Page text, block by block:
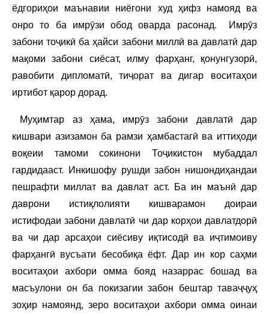
ёдгориҳои маънавии ниёгони худ ҳифз намояд ва
онро то ба имрӯзи обод оварда расонад. Имрӯз
забони тоҷикӣ ба ҳайси забони миллӣ ва давлатӣ дар
мақоми забони сиёсат, илму фарҳанг, қонунгузорӣ,
равобити дипломатӣ, тиҷорат ва дигар воситаҳои
иртибот қарор дорад.
Муҳимтар аз ҳама, имрӯз забони давлатӣ дар
кишвари азизамон ба рамзи ҳамбастагӣ ва иттиҳоди
воқеии тамоми сокинони Тоҷикистон мубаддал
гардидааст. Инкишофу рушди забон нишондиҳандаи
пешрафти миллат ва давлат аст. Ба ин маънӣ дар
даврони истиқлолияти кишварамон доираи
истифодаи забони давлатӣ чи дар корҳои давлатдорӣ
ва чи дар арсаҳои сиёсиву иқтисодӣ ва иҷтимоиву
фарҳангӣ вусъати бесобиқа ёфт. Дар ин кор саҳми
воситаҳои ахбори омма бояд назаррас бошад ва
масъулони он ба покизагии забон бештар таваҷҷуҳ
зоҳир намоянд, зеро воситаҳои ахбори омма оинаи